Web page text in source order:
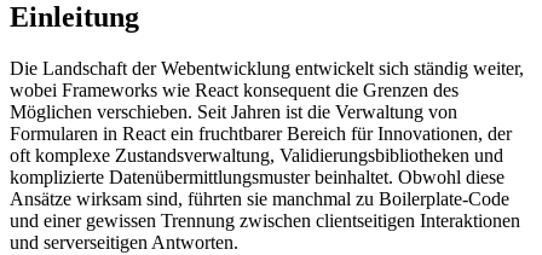
Einleitung
Die Landschaft der Webentwicklung entwickelt sich ständig weiter,
wobei Frameworks wie React konsequent die Grenzen des
Möglichen verschieben. Seit Jahren ist die Verwaltung von
Formularen in React ein fruchtbarer Bereich für Innovationen, der
oft komplexe Zustandsverwaltung, Validierungsbibliotheken und
komplizierte Datenübermittlungsmuster beinhaltet. Obwohl diese
Ansätze wirksam sind, führten sie manchmal zu Boilerplate-Code
und einer gewissen Trennung zwischen clientseitigen Interaktionen
und serverseitigen Antworten.